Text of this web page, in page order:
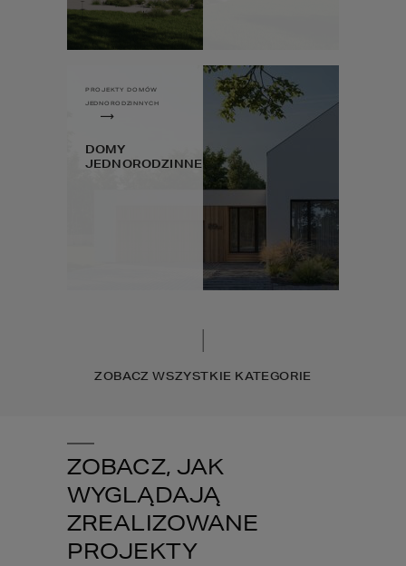
PROJEKTY DOMÓW
JEDNORODZINNYCH
DOMY
JEDNORODZINNE
ZOBACZ WSZYSTKIE KATEGORIE
ZOBACZ, JAK
WYGLĄDAJĄ
ZREALIZOWANE
PROJEKTY